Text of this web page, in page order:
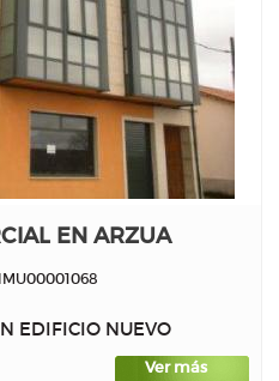
EN ARZUA
EDIFICIO NUEVO
Ver más